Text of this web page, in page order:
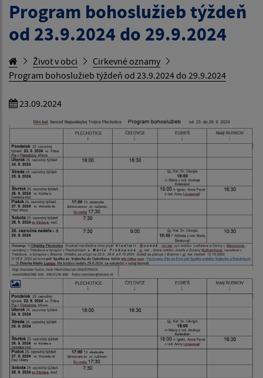
Program bohoslužieb týždeň
od 23.9.2024 do 29.9.2024
Život v obci
Cirkevné oznamy
Program bohoslužieb týždeň od 23.9.2024 do 29.9.2024
23.09.2024